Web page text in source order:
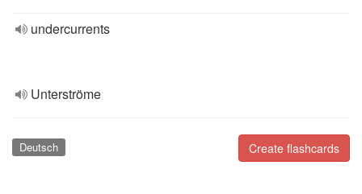
undercurrents
Unterströme
Create flashcards
Deutsch